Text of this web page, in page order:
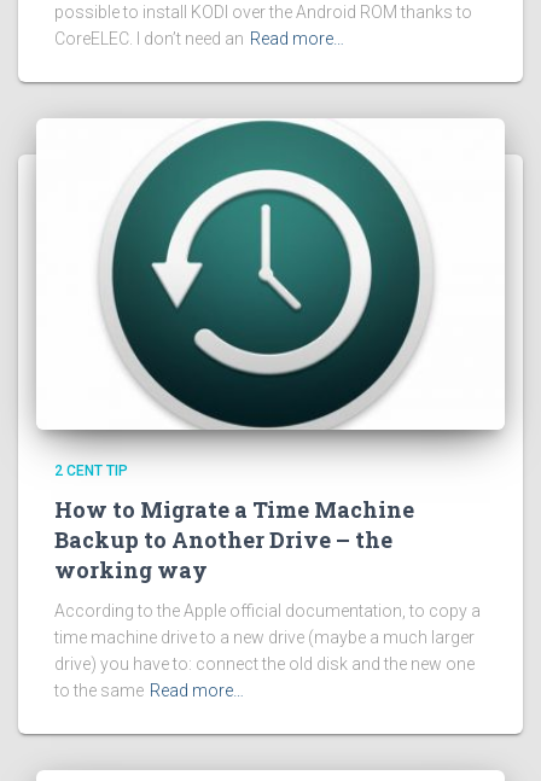
possible to install KODI over the Android ROM thanks to
CoreELEC. I don’t need an Read more…
2 CENT TIP
How to Migrate a Time Machine
Backup to Another Drive – the
working way
According to the Apple official documentation, to copy a
time machine drive to a new drive (maybe a much larger
drive) you have to: connect the old disk and the new one
to the same Read more…